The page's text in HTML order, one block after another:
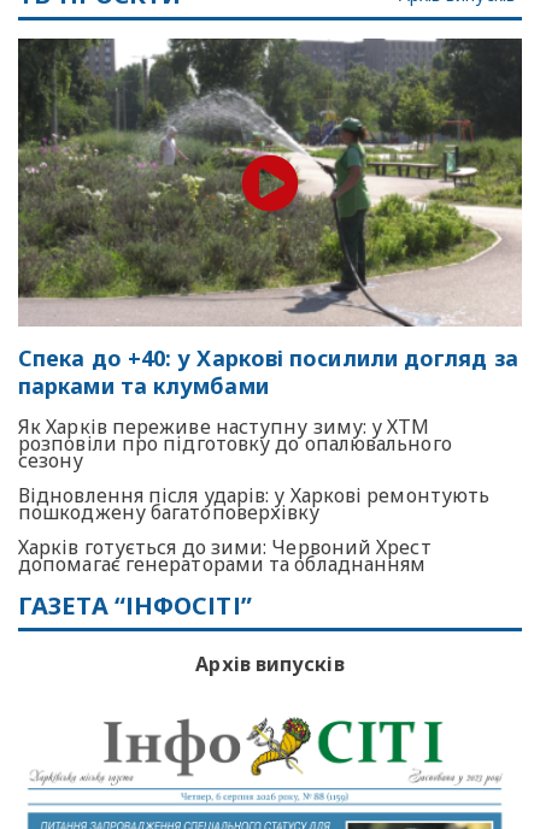
Спека до +40: у Харкові посилили догляд за
парками та клумбами
Як Харків переживе наступну зиму: у ХТМ
розповіли про підготовку до опалювального
сезону
Відновлення після ударів: у Харкові ремонтують
пошкоджену багатоповерхівку
Харків готується до зими: Червоний Хрест
допомагає генераторами та обладнанням
ГАЗЕТА “ІНФОСІТІ”
Архів випусків